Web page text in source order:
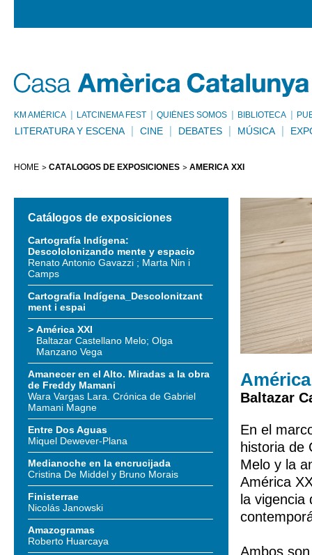
KM AMÈRICA LATCINEMA FEST QUIÉNES SOMOS BIBLIOTECA
LITERATURA Y ESCENA CINE DEBATES MÚSICA
HOME CATÁLOGOS DE EXPOSICIONES AMÉRICA XXI
Baltazar
En el
historia de
Melo y la
América
la
Ambos
Catálogos de exposiciones
Cartografía Indígena:
Descololonizando mente y espacio
Renato Antonio Gavazzi ; Marta Nin i
Camps
Cartografia Indígena_Descolonitzant
ment i espai
América XXI
Baltazar Castellano Melo; Olga
Manzano Vega
Amanecer en el Alto. Miradas a la obra
de Freddy Mamani
Wara Vargas Lara. Crónica de Gabriel
Mamani Magne
Entre Dos Aguas
Miquel Dewever-Plana
Medianoche en la encrucijada
Cristina De Middel y Bruno Morais
Finisterrae
Nicolás Janowski
Amazogramas
Roberto Huarcaya